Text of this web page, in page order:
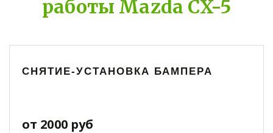
работы Mazda CX-5
СНЯТИЕ-УСТАНОВКА БАМПЕРА
от 2000 руб